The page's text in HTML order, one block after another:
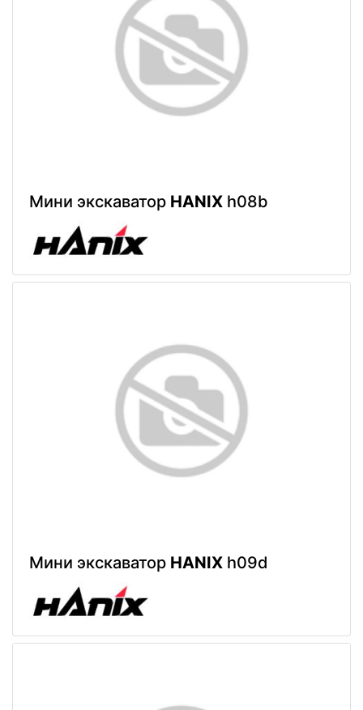
Мини экскаватор HANIX h08b
Мини экскаватор HANIX h09d